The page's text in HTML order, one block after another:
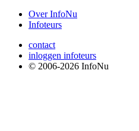
Over InfoNu
Infoteurs
contact
inloggen infoteurs
© 2006-2026 InfoNu